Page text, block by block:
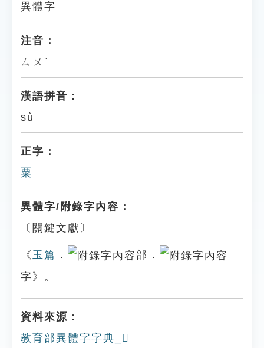
異體字
注音：
ㄙㄨˋ
漢語拼音：
sù
正字：
粟
異體字/附錄字內容：
〔關鍵文獻〕
《 玉篇 ．
部．
字》。
資料來源：
教育部異體字字典_𥾄